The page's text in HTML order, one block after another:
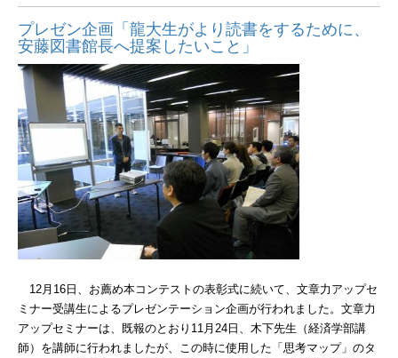
プレゼン企画「龍大生がより読書をするために、
安藤図書館長へ提案したいこと」
12 月 16日、お薦め本コンテストの表彰式に続いて、文章力アップセ
ミナー受講生によるプレゼンテーション企画が行われました。文章力
アップセミナーは、既報のとおり 11 月 24日、木下先生（経済学部講
師）を講師に行われましたが、この時に使用した「思考マップ」のタ